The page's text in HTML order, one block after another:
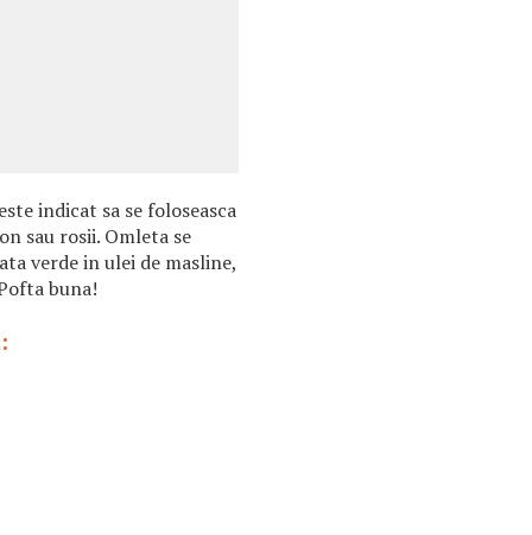
indicat sa se foloseasca
sau rosii. Omleta se
verde in ulei de masline,
buna!